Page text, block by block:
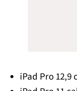
iPad Pro 12,9
iPad Pro 11